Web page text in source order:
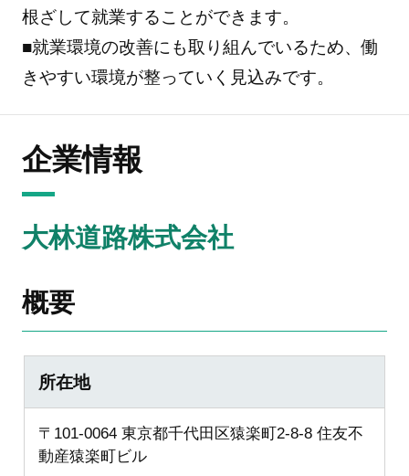
根ざして就業することができます。
■就業環境の改善にも取り組んでいるため、働
きやすい環境が整っていく見込みです。
企業情報
大林道路株式会社
概要
所在地
〒101-0064 東京都千代田区猿楽町2-8-8 住友不
動産猿楽町ビル